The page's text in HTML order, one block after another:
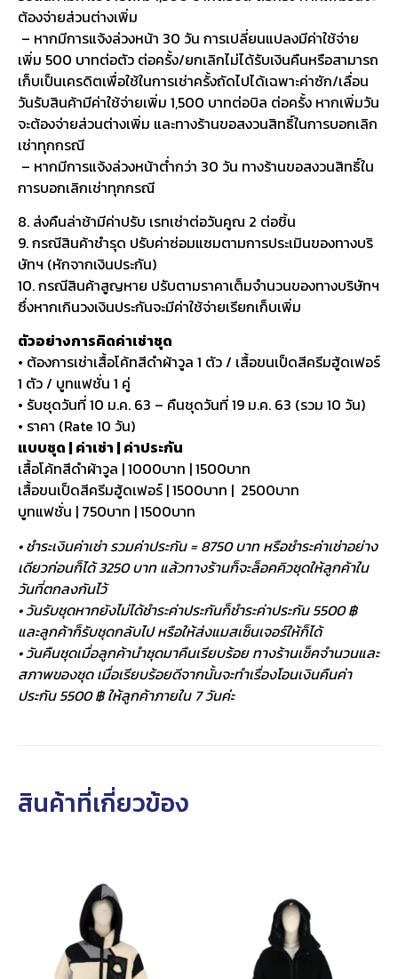
ต้องจ่ายส่วนต่างเพิ่ม
– หากมีการแจ้งล่วงหน้า 30 วัน การเปลี่ยนแปลงมีค่าใช้จ่าย
เพิ่ม 500 บาทต่อตัว ต่อครั้ง/ยกเลิกไม่ได้รับเงินคืนหรือสามารถ
เก็บเป็นเครดิตเพื่อใช้ในการเช่าครั้งถัดไปได้เฉพาะค่าซัก/เลื่อน
วันรับสินค้ามีค่าใช้จ่ายเพิ่ม 1,500 บาทต่อบิล ต่อครั้ง หากเพิ่มวัน
จะต้องจ่ายส่วนต่างเพิ่ม และทางร้านขอสงวนสิทธิ์ในการบอกเลิก
เช่าทุกกรณี
– หากมีการแจ้งล่วงหน้าต่ำกว่า 30 วัน ทางร้านขอสงวนสิทธิ์ใน
การบอกเลิกเช่าทุกกรณี
8. ส่งคืนล่าช้ามีค่าปรับ เรทเช่าต่อวันคูณ 2 ต่อชิ้น
9. กรณีสินค้าชำรุด ปรับค่าซ่อมแซมตามการประเมินของทางบริ
ษัทฯ (หักจากเงินประกัน)
10. กรณีสินค้าสูญหาย ปรับตามราคาเต็มจำนวนของทางบริษัทฯ
ซึ่งหากเกินวงเงินประกันจะมีค่าใช้จ่ายเรียกเก็บเพิ่ม
ตัวอย่างการคิดค่าเช่าชุด
• ต้องการเช่าเสื้อโค้ทสีดำผ้าวูล 1 ตัว / เสื้อขนเป็ดสีครีมฮู้ดเฟอร์
1 ตัว / บูทแฟชั่น 1 คู่
• รับชุดวันที่ 10 ม.ค. 63 – คืนชุดวันที่ 19 ม.ค. 63 (รวม 10 วัน)
• ราคา (Rate 10 วัน)
แบบชุด | ค่าเช่า | ค่าประกัน
เสื้อโค้ทสีดำผ้าวูล | 1000บาท | 1500บาท
เสื้อขนเป็ดสีครีมฮู้ดเฟอร์ | 1500บาท | 2500บาท
บูทแฟชั่น | 750บาท | 1500บาท
• ชำระเงินค่าเช่า รวมค่าประกัน = 8750 บาท หรือชำระค่าเช่าอย่าง
เดียวก่อนก็ได้ 3250 บาท แล้วทางร้านก็จะล็อคคิวชุดให้ลูกค้าใน
วันที่ตกลงกันไว้
• วันรับชุดหากยังไม่ได้ชำระค่าประกันก็ชำระค่าประกัน 5500 ฿
และลูกค้าก็รับชุดกลับไป หรือให้ส่งแมสเซ็นเจอร์ให้ก็ได้
• วันคืนชุดเมื่อลูกค้านำชุดมาคืนเรียบร้อย ทางร้านเช็คจำนวนและ
สภาพของชุด เมื่อเรียบร้อยดีจากนั้นจะทำเรื่องโอนเงินคืนค่า
ประกัน 5500 ฿ ให้ลูกค้าภายใน 7 วันค่ะ
สินค้าที่เกี่ยวข้อง